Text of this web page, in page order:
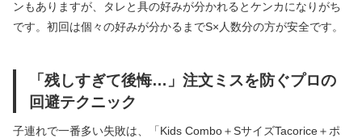
ンもありますが、タレと具の好みが分かれるとケンカになりがち
です。初回は個々の好みが分かるまでS×人数分の方が安全です。
「残しすぎて後悔…」注文ミスを防ぐプロの
回避テクニック
子連れで一番多い失敗は、「Kids Combo＋SサイズTacorice＋ポ